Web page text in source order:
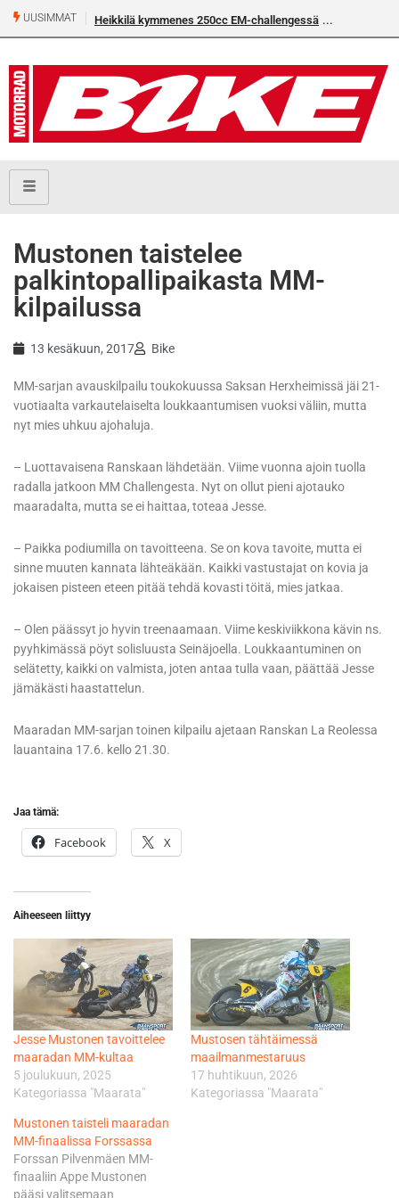
UUSIMMAT Heikkilä kymmenes 250cc EM-challengessä
Mustonen taistelee
palkintopallipaikasta MM-
kilpailussa
13 kesäkuun, 2017 Bike
MM-sarjan avauskilpailu toukokuussa Saksan Herxheimissä jäi 21-
vuotiaalta varkautelaiselta loukkaantumisen vuoksi väliin, mutta
nyt mies uhkuu ajohaluja.
– Luottavaisena Ranskaan lähdetään. Viime vuonna ajoin tuolla
radalla jatkoon MM Challengesta. Nyt on ollut pieni ajotauko
maaradalta, mutta se ei haittaa, toteaa Jesse.
– Paikka podiumilla on tavoitteena. Se on kova tavoite, mutta ei
sinne muuten kannata lähteäkään. Kaikki vastustajat on kovia ja
jokaisen pisteen eteen pitää tehdä kovasti töitä, mies jatkaa.
– Olen päässyt jo hyvin treenaamaan. Viime keskiviikkona kävin ns.
pyyhkimässä pöyt solisluusta Seinäjoella. Loukkaantuminen on
selätetty, kaikki on valmista, joten antaa tulla vaan, päättää Jesse
jämäkästi haastattelun.
Maaradan MM-sarjan toinen kilpailu ajetaan Ranskan La Reolessa
lauantaina 17.6. kello 21.30.
Jaa tämä:
Facebook X
Aiheeseen liittyy
Jesse Mustonen tavoittelee
maaradan MM-kultaa
5 joulukuun, 2025
Kategoriassa "Maarata"
Mustosen tähtäimessä
maailmanmestaruus
17 huhtikuun, 2026
Kategoriassa "Maarata"
Mustonen taisteli maaradan
MM-finaalissa Forssassa
Forssan Pilvenmäen MM-
finaaliin Appe Mustonen
pääsi valitsemaan